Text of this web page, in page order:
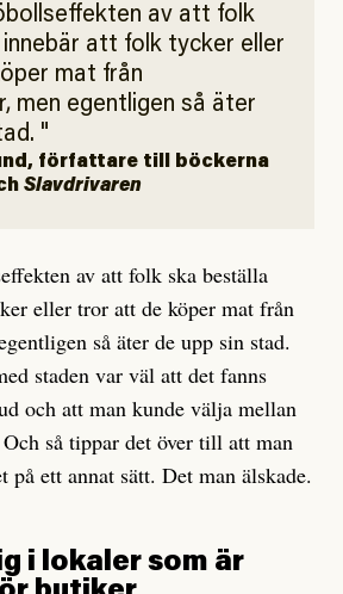
av att folk
att folk tycker eller
mat från
men egentligen så äter
författare till böckerna
Slavdrivaren
av att folk ska beställa
eller tror att de köper mat från
så äter de upp sin stad.
staden var väl att det fanns
och att man kunde välja mellan
så tippar det över till att man
på ett annat sätt. Det man älskade.
i lokaler som är